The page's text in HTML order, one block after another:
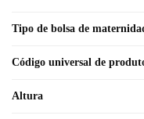
Tipo de bolsa de
Código universal de
Altura